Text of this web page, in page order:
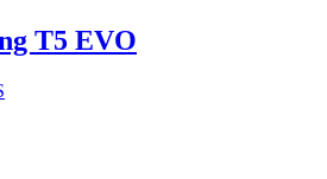
T5 EVO